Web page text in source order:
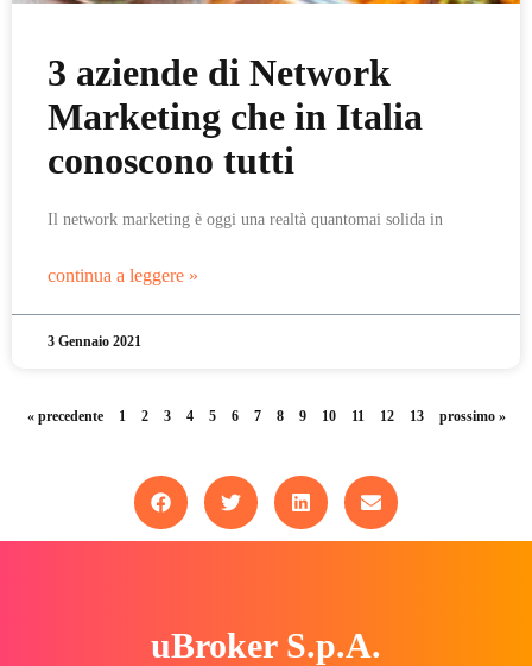
3 aziende di Network
Marketing che in Italia
conoscono tutti
Il network marketing è oggi una realtà quantomai solida in
continua a leggere »
3 Gennaio 2021
« precedente 1 2 3 4 5 6 7 8 9 10 11 12 13 prossimo »
uBroker S.p.A.